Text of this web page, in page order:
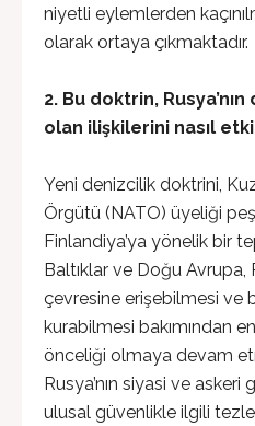
niyetli eylemlerden
olarak ortaya çıkmaktadır.
2. Bu doktrin,
olan ilişkilerini nasıl
Yeni denizcilik doktrini,
Örgütü (NATO) üyeliği
Finlandiya’ya yönelik bir
Baltıklar ve Doğu Avrupa,
çevresine erişebilmesi ve
kurabilmesi bakımından
önceliği olmaya devam
Rusya’nın siyasi ve
ulusal güvenlikle ilgili